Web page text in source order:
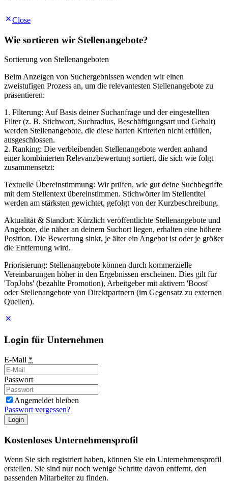
Close
Wie sortieren wir Stellenangebote?
Sortierung von Stellenangeboten
Beim Anzeigen von Suchergebnissen wenden wir einen
zweistufigen Prozess an, um die relevantesten Stellenangebote zu
präsentieren:
1. Filterung: Auf Basis deiner Suchanfrage und der eingestellten
Filter (z. B. Stichwort, Suchradius, Beschäftigungsart und Gehalt)
werden Stellenangebote, die diese harten Kriterien nicht erfüllen,
ausgeschlossen.
2. Ranking: Die verbleibenden Stellenangebote werden anhand
einer kombinierten Relevanzbewertung sortiert, die sich wie folgt
zusammensetzt:
Textuelle Übereinstimmung: Wir prüfen, wie gut deine Suchbegriffe
mit dem Stellentext übereinstimmen. Stichwörter im Stellentitel
werden am stärksten gewichtet, gefolgt von der Kurzbeschreibung.
Aktualität & Standort: Kürzlich veröffentlichte Stellenangebote und
Angebote, die näher an deinem Suchort liegen, erhalten eine höhere
Position. Die Bewertung sinkt, je älter ein Angebot ist oder je größer
die Entfernung wird.
Priorisierung: Stellenangebote können durch kommerzielle
Vereinbarungen höher in den Ergebnissen erscheinen. Dies gilt für
'TopJobs' (bezahlte Promotion), Arbeitgeber mit aktivem 'Boost'
oder Stellenangebote von Direktpartnern (im Gegensatz zu externen
Quellen).
Login für Unternehmen
E-Mail *
Passwort
Angemeldet bleiben
Passwort vergessen?
Login
Kostenloses Unternehmensprofil
Wenn Sie sich registriert haben, können Sie ein Unternehmensprofil
erstellen. Sie sind nur noch wenige Schritte davon entfernt, den
passenden Mitarbeiter zu finden.